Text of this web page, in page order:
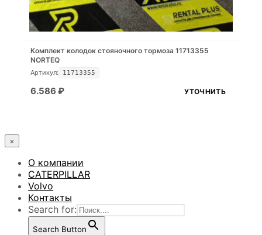
Комплект колодок стояночного тормоза 11713355
NORTEQ
Артикул: 11713355
6.586 ₽ УТОЧНИТЬ
×
О компании
CATERPILLAR
Volvo
Контакты
Search for:
Search Button